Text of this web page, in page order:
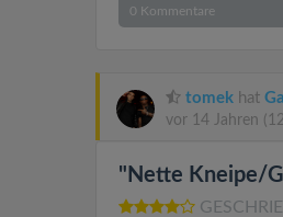
0 Kommentare
tomek hat
vor 14 Jahren
"Nette Kneipe/